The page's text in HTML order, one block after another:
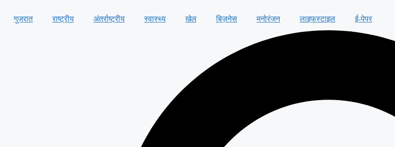
गुजरात राष्ट्रीय अंतर्राष्ट्रीय स्वास्थ्य खेल बिज़नेस मनोरंजन लाइफस्टाइल ई-पेपर